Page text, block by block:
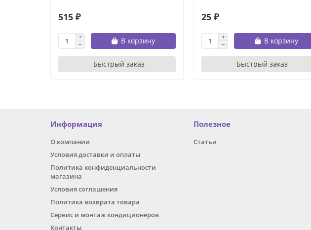
515 ₽
В корзину
Быстрый заказ
25 ₽
В корзину
Быстрый заказ
Информация
О компании
Условия доставки и оплаты
Политика конфиденциальности
магазина
Условия соглашения
Политика возврата товара
Сервис и монтаж кондиционеров
Контакты
Полезное
Статьи